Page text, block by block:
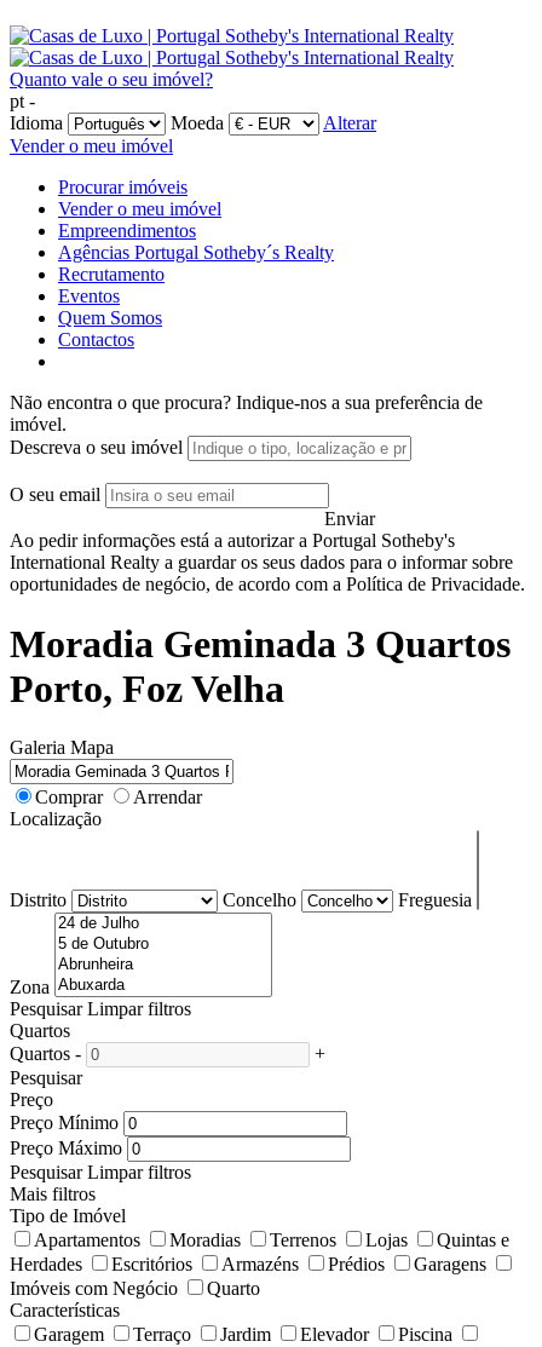
Quanto vale o seu imóvel?
pt -
Idioma
Moeda
Alterar
Vender o meu imóvel
Procurar imóveis
Vender o meu imóvel
Empreendimentos
Agências Portugal Sotheby´s Realty
Recrutamento
Eventos
Quem Somos
Contactos
Não encontra o que procura? Indique-nos a sua preferência de
imóvel.
Descreva o seu imóvel
O seu email
Enviar
Ao pedir informações está a autorizar a Portugal Sotheby's
International Realty a guardar os seus dados para o informar sobre
oportunidades de negócio, de acordo com a Política de Privacidade.
Moradia Geminada 3 Quartos
Porto, Foz Velha
Galeria Mapa
Comprar
Arrendar
Localização
Distrito Concelho Freguesia
Zona
Pesquisar Limpar filtros
Quartos
Quartos -
+
Pesquisar
Preço
Preço Mínimo
Preço Máximo
Pesquisar Limpar filtros
Mais filtros
Tipo de Imóvel
Apartamentos
Moradias Terrenos Lojas
Quintas e
Herdades
Escritórios Armazéns Prédios
Garagens
Imóveis com Negócio
Quarto
Características
Garagem
Terraço Jardim Elevador
Piscina